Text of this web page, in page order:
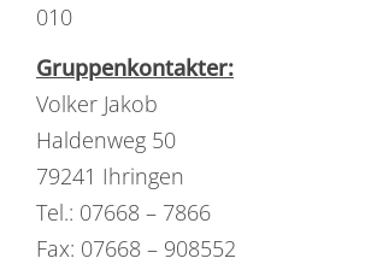
010
Gruppenkontakter:
Volker Jakob
Haldenweg 50
79241 Ihringen
Tel.: 07668 – 7866
Fax: 07668 – 908552